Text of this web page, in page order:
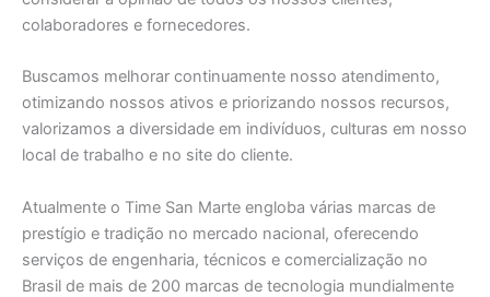
colaboradores e fornecedores.
Buscamos melhorar continuamente nosso atendimento,
otimizando nossos ativos e priorizando nossos recursos,
valorizamos a diversidade em indivíduos, culturas em nosso
local de trabalho e no site do cliente.
Atualmente o Time San Marte engloba várias marcas de
prestígio e tradição no mercado nacional, oferecendo
serviços de engenharia, técnicos e comercialização no
Brasil de mais de 200 marcas de tecnologia mundialmente